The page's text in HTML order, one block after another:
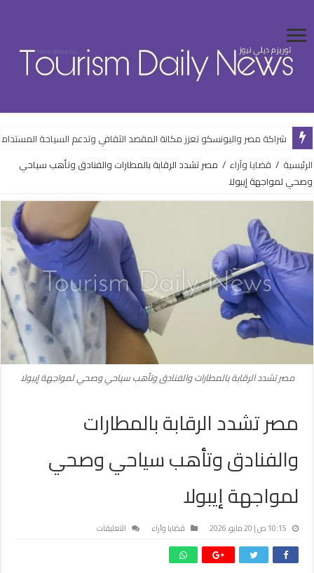
شراكة مصر واليونسكو تعزز مكانة المقصد الثقافي وتدعم السياحة
الرئيسية / قضايا وآراء / مصر تشدد الرقابة بالمطارات والفنادق وتأهب سياحي
وصحي لمواجهة إيبولا
مصر تشدد الرقابة بالمطارات والفنادق وتأهب سياحي وصحي لمواجهة إيبولا
مصر تشدد الرقابة بالمطارات
والفنادق وتأهب سياحي وصحي
لمواجهة إيبولا
10:15 ص | 20 مايو، 2026 قضايا وآراء التعليقات